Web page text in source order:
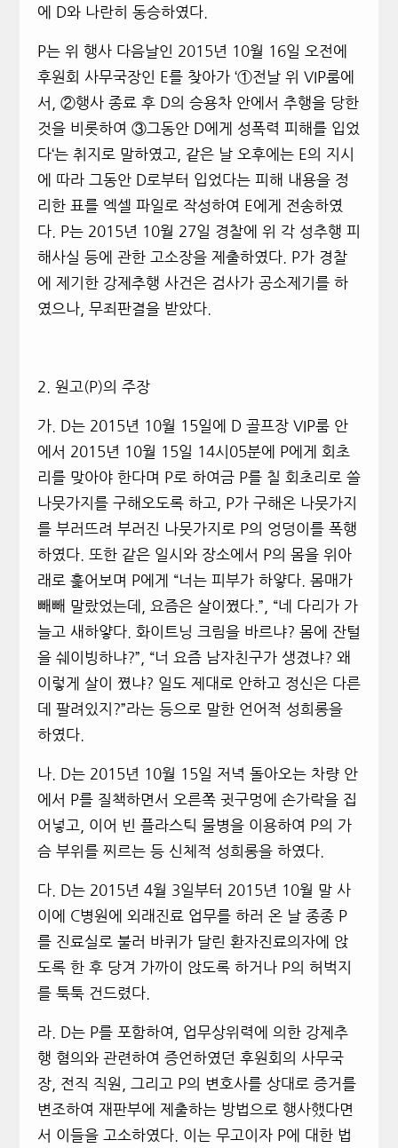
에 D와 나란히 동승하였다.
P는 위 행사 다음날인 2015년 10월 16일 오전에
후원회 사무국장인 E를 찾아가 ‘①전날 위 VIP룸에
서, ②행사 종료 후 D의 승용차 안에서 추행을 당한
것을 비롯하여 ③그동안 D에게 성폭력 피해를 입었
다‘는 취지로 말하였고 같은 날 오후에는 E의 지시
에 따라 그동안 D로부터 입었다는 피해 내용을 정
리한 표를 엑셀 파일로 작성하여
E에게 전송하였
다.
P는 2015년 10월 27일 경찰에 위 각 성추행 피
해사실 등에 관한 고소장을 제출하였다. P가 경찰
에 제기한 강제추행 사건은 검사가 공소제기를 하
였으나, 무죄판결을 받았다.
2. 원고(P)의 주장
가. D는 2015년 10월 15일에 D 골프장 VIP룸 안
에서 2015년 10월 15일 14시05분에 P에게 회초
리를 맞아야 한다며 P로 하여금 P를 칠 회초리로 쓸
나뭇가지를 구해오도록 하고
P가 구해온 나뭇가지
를 부러뜨려 부러진 나뭇가지로 P의 엉덩이를 폭행
하였다.
또한 같은 일시 와 장소에서 P의 몸을 위아
래로 훑어보며 P에게 “너는 피부가 하얗다. 몸매가
빼빼 말랐었는데
요즘은 살이쪘다.”, “네 다리가 가
늘고 새하얗다. 화이트닝 크림을 바르냐? 몸에 잔털
을 쉐이빙하냐?”, “너 요즘 남자친구가 생겼냐? 왜
이렇게 살이 쪘냐? 일도 제대로 안하고 정신은 다른
데 팔려있지 ?”라는 등으로 말한 언어적 성희롱을
하였다.
나. D는 2015년 10월 15일 저녁 돌아오는 차량 안
에서 P를 질책하면서 오른쪽 귓구멍에 손가락을 집
어넣고
이어 빈 플라스틱 물병을 이용하여 P의 가
슴 부위를 찌르는 등 신체적 성희롱을 하였다.
다. D는 2015년 4월 3일부터 2015년 10월 말 사
이에 C병원에 외래진료 업무를 하러 온 날 종종 P
를 진료실로 불러 바퀴가 달린 환자진료의자에 앉
도록 한 후 당겨 가까이 앉도록 하거나 P의 허벅지
를 툭툭 건드렸다.
라. D는 P를 포함하여
업무상위력에 의한 강제추
행 혐의와 관련하여 증언하였던 후원회의 사무국
장, 전직 직원, 그리고 P의 변호사를 상대로 증거를
변조하여 재판부에 제출하는 방법으로 행사했다면
서 이들을 고소하였다. 이는 무고이자 P에 대한 법